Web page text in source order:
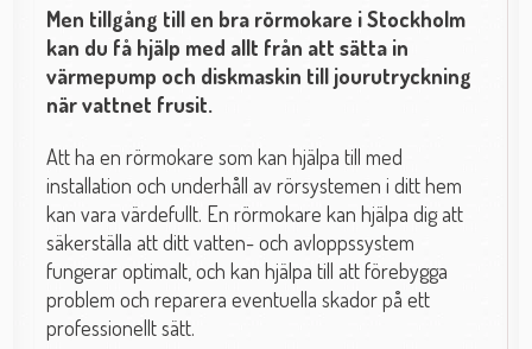
Men tillgång till en bra rörmokare i Stockholm
kan du få hjälp med allt från att sätta in
värmepump och diskmaskin till jourutryckning
när vattnet frusit.
Att ha en rörmokare som kan hjälpa till med
installation och underhåll av rörsystemen i ditt hem
kan vara värdefullt. En rörmokare kan hjälpa dig att
säkerställa att ditt vatten- och avloppssystem
fungerar optimalt, och kan hjälpa till att förebygga
problem och reparera eventuella skador på ett
professionellt sätt.